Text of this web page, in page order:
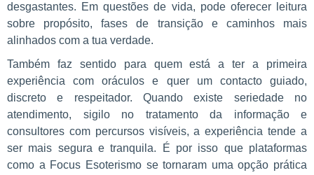
desgastantes. Em questões de vida, pode oferecer leitura
sobre propósito, fases de transição e caminhos mais
alinhados com a tua verdade.
Também faz sentido para quem está a ter a primeira
experiência com oráculos e quer um contacto guiado,
discreto e respeitador. Quando existe seriedade no
atendimento, sigilo no tratamento da informação e
consultores com percursos visíveis, a experiência tende a
ser mais segura e tranquila. É por isso que plataformas
como a Focus Esoterismo se tornaram uma opção prática